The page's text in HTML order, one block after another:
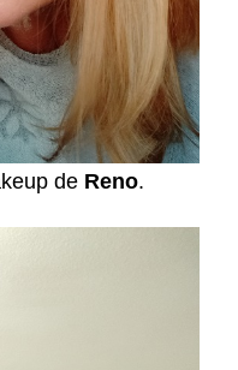
de Reno.